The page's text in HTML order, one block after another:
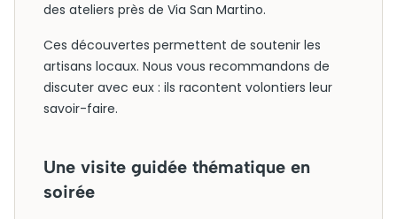
des ateliers près de Via San Martino.
Ces découvertes permettent de soutenir les
artisans locaux. Nous vous recommandons de
discuter avec eux : ils racontent volontiers leur
savoir-faire.
Une visite guidée thématique en
soirée